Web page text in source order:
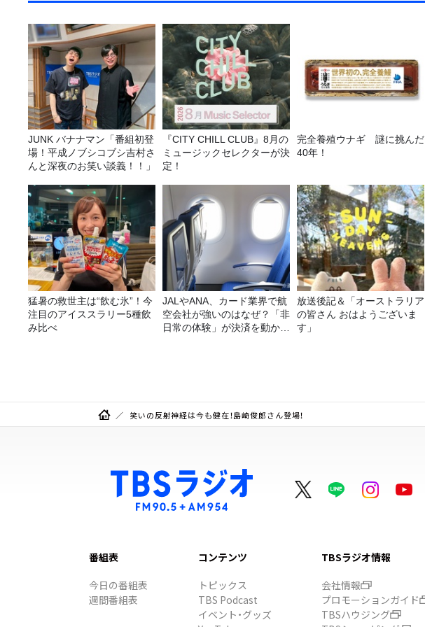
JUNK バナナマン「番組初登
場！平成ノブシコブシ吉村さ
んと深夜のお笑い談義！！」
『CITY CHILL CLUB』8月の
ミュージックセレクターが決
定！
完全養殖ウナギ 謎に挑んだ
40年！
猛暑の救世主は“飲む氷”！今
注目のアイススラリー5種飲
み比べ
JALやANA、カード業界で航
空会社が強いのはなぜ？「非
日常の体験」が決済を動かす
放送後記＆「オーストラリア
の皆さん おはようございま
す」
笑いの反射神経は今も健在！島崎俊郎さん登場！
番組表
今日の番組表
週間番組表
コンテンツ
トピックス
TBS Podcast
イベント・グッズ
TBSラジオ情報
会社情報
プロモーションガイド
TBSハウジング